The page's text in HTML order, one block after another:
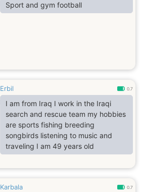
Sport and gym football
Erbil 0.7
I am from Iraq I work in the Iraqi
search and rescue team my hobbies
are sports fishing breeding
songbirds listening to music and
traveling I am 49 years old
Karbala 0.7